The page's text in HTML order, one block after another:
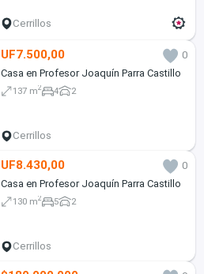
Cerrillos
UF7.500,00
0
Casa en Profesor Joaquín Parra Castillo
137 m2 4 2
Cerrillos
UF8.430,00
0
Casa en Profesor Joaquín Parra Castillo
130 m2 5 2
Cerrillos